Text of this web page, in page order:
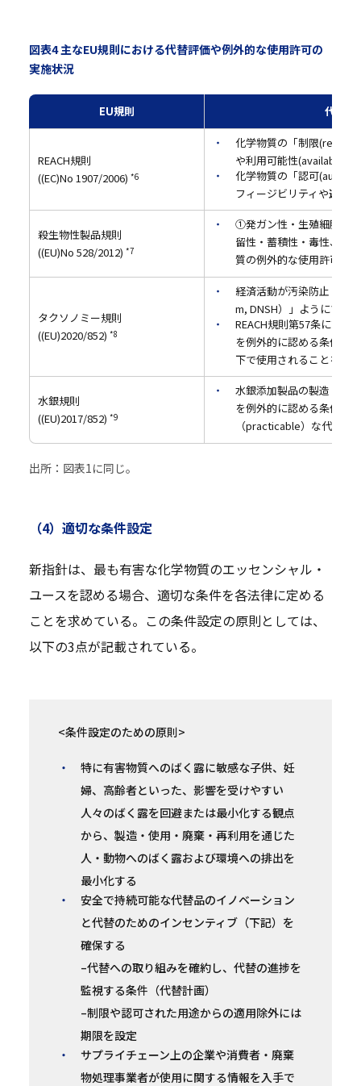
図表4 主なEU規則における代替評価や例外的な使用許可の
実施状況
EU規則 代替評
REACH規則
((EC)No 1907/2006) *6
化学物質の「制限
や利用可能性(availability)
化学物質の「認可
フィージビリティや適切さ
殺生物性製品規則
((EU)No 528/2012) *7
①発ガン性・生殖細胞変
留性・蓄積性・毒性、④
質の例外的な使用許可条
タクソノミー規則
((EU)2020/852) *8
経済活動が汚染防止・管
m, DNSH）」ようにする
REACH規則第57条に記載
を例外的に認める条件（
下で使用されることを事
水銀規則
((EU)2017/852) *9
水銀添加製品の製造・上
を例外的に認める条件（
（practicable）な代替が
出所：図表1に同じ。
（4）適切な条件設定
新指針は、最も有害な化学物質のエッセンシャル・
ユースを認める場合、適切な条件を各法律に定める
ことを求めている。この条件設定の原則としては、
以下の3点が記載されている。
<条件設定のための原則>
特に有害物質へのばく露に敏感な子供、妊
婦、高齢者といった、影響を受けやすい
人々のばく露を回避または最小化する観点
から、製造・使用・廃棄・再利用を通じた
人・動物へのばく露および環境への排出を
最小化する
安全で持続可能な代替品のイノベーション
と代替のためのインセンティブ（下記）を
確保する
–代替への取り組みを確約し、代替の進捗を
監視する条件（代替計画）
–制限や認可された用途からの適用除外には
期限を設定
サプライチェーン上の企業や消費者・廃棄
物処理事業者が使用に関する情報を入手で